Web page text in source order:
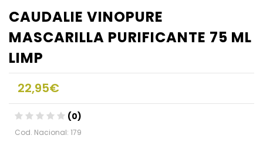
CAUDALIE VINOPURE
MASCARILLA PURIFICANTE 75 ML
LIMP
22,95€
(0)
Cod. Nacional: 179